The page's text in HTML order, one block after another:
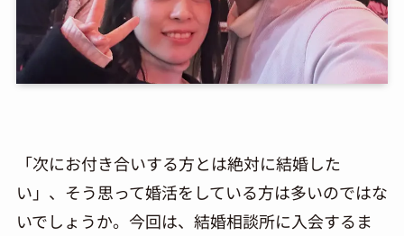
「次にお付き合いする方とは絶対に結婚した
い」、そう思って婚活をしている方は多いのではな
いでしょうか。今回は、結婚相談所に入会するま